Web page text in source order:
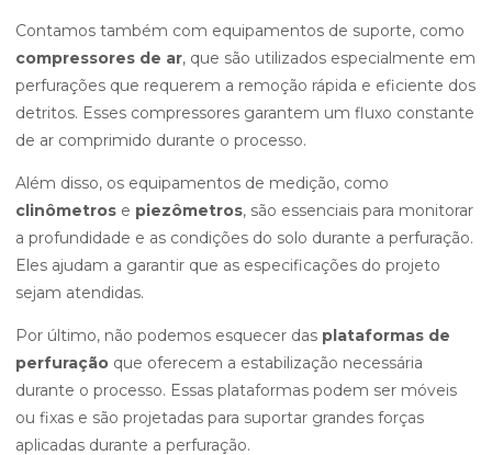
Contamos também com equipamentos de suporte, como
compressores de ar, que são utilizados especialmente em
perfurações que requerem a remoção rápida e eficiente dos
detritos. Esses compressores garantem um fluxo constante
de ar comprimido durante o processo.
Além disso, os equipamentos de medição, como
clinômetros e piezômetros, são essenciais para monitorar
a profundidade e as condições do solo durante a perfuração.
Eles ajudam a garantir que as especificações do projeto
sejam atendidas.
Por último, não podemos esquecer das plataformas de
perfuração que oferecem a estabilização necessária
durante o processo. Essas plataformas podem ser móveis
ou fixas e são projetadas para suportar grandes forças
aplicadas durante a perfuração.